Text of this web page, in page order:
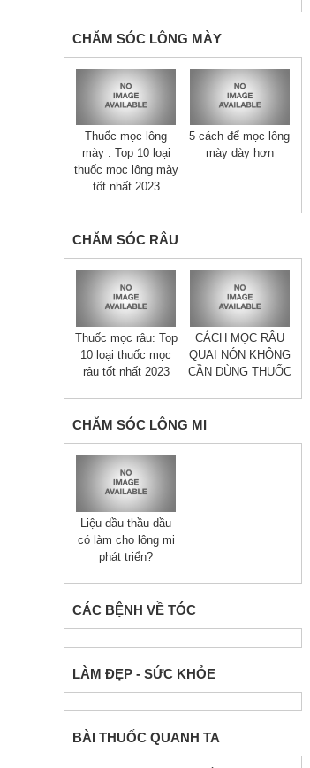
CHĂM SÓC LÔNG MÀY
Thuốc mọc lông
mày : Top 10 loại
thuốc mọc lông mày
tốt nhất 2023
5 cách để mọc lông
mày dày hơn
CHĂM SÓC RÂU
Thuốc mọc râu: Top
10 loại thuốc mọc
râu tốt nhất 2023
CÁCH MỌC RÂU
QUAI NÓN KHÔNG
CẦN DÙNG THUỐC
CHĂM SÓC LÔNG MI
Liệu dầu thầu dầu
có làm cho lông mi
phát triển?
CÁC BỆNH VỀ TÓC
LÀM ĐẸP - SỨC KHỎE
BÀI THUỐC QUANH TA